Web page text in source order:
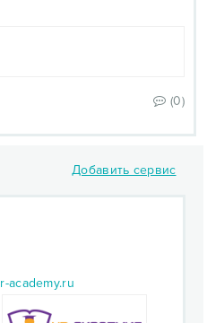
(0)
Добавить сервис
academy.ru